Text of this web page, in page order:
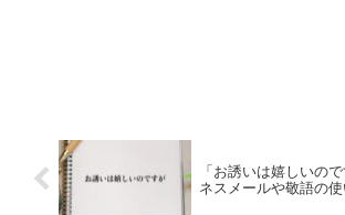
「お誘いは嬉しいの
ネスメールや敬語の